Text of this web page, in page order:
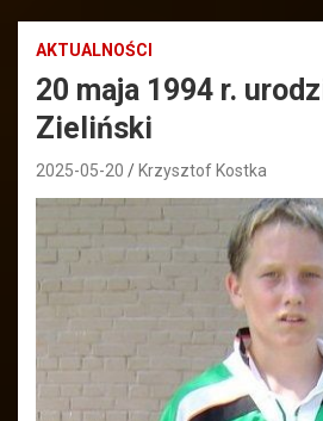
AKTUALNOŚCI
20 maja 1994 r.
Zieliński
2025-05-20 Krzysztof Kostka